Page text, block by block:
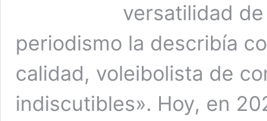
versatilidad
periodismo la describía
calidad, voleibolista de
indiscutibles». Hoy, en